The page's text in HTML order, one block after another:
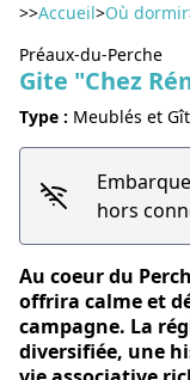
>>Accueil>Où dormir
Préaux-du-Perche
Gite "Chez
Type : Meublés et
hors
Au coeur du
offrira calme et
campagne. La
diversifiée, une